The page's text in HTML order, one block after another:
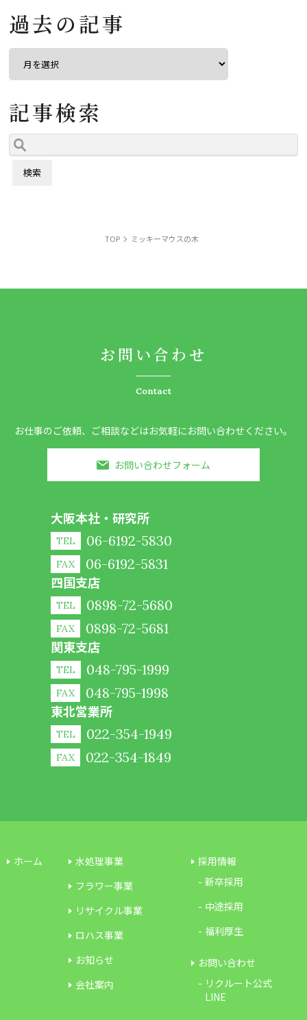
過去の記事
記事検索
TOP ミッキーマウスの木
お問い合わせ
Contact
お仕事のご依頼、ご相談などはお気軽にお問い合わせください。
お問い合わせフォーム
大阪本社・研究所
TEL 06-6192-5830
FAX 06-6192-5831
四国支店
TEL 0898-72-5680
FAX 0898-72-5681
関東支店
TEL 048-795-1999
FAX 048-795-1998
東北営業所
TEL 022-354-1949
FAX 022-354-1849
ホーム
水処理事業
フラワー事業
リサイクル事業
ロハス事業
お知らせ
会社案内
採用情報
新卒採用
中途採用
福利厚生
お問い合わせ
リクルート公式
LINE